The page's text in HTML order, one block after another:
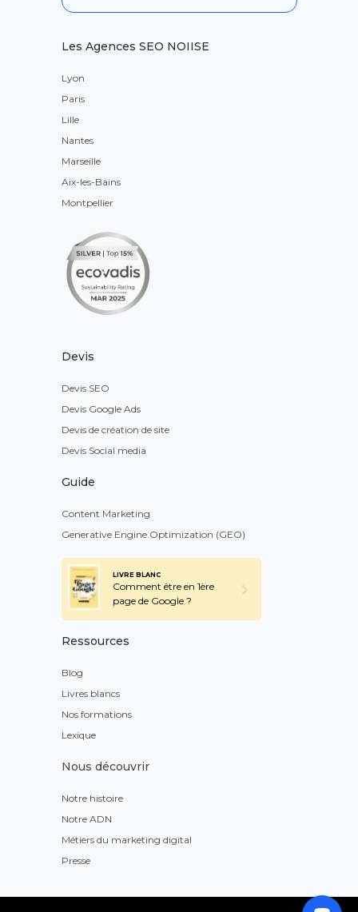
Les Agences SEO NOIISE
Lyon
Paris
Lille
Nantes
Marseille
Aix-les-Bains
Montpellier
Devis
Devis SEO
Devis Google Ads
Devis de création de site
Devis Social media
Guide
Content Marketing
Generative Engine Optimization (GEO)
LIVRE BLANC
Comment être en 1ère
page de Google ?
Ressources
Blog
Livres blancs
Nos formations
Lexique
Nous découvrir
Notre histoire
Notre ADN
Métiers du marketing digital
Presse